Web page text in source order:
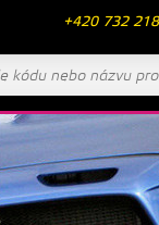
+420 732